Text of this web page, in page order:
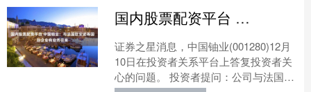
国内股票配资平台 中国铀业：与法国欧安诺等国际企业有业务往来
证券之星消息，中国铀业(001280)12月
10日在投资者关系平台上答复投资者关
心的问题。 投资者提问：公司与法国是